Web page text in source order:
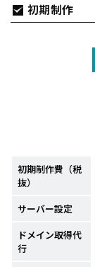
初期制作
初期制作費（税
抜）
サーバー設定
ドメイン取得代
行